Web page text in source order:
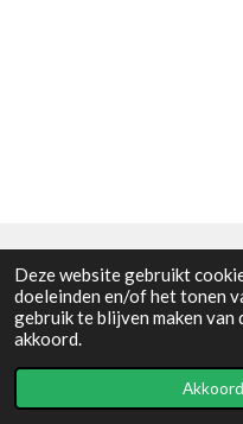
Deze website gebruikt
doeleinden en/of het tonen
gebruik te blijven maken van
akkoord.
Akkoord
Algemene voorwaarden
© 2021 - RC en